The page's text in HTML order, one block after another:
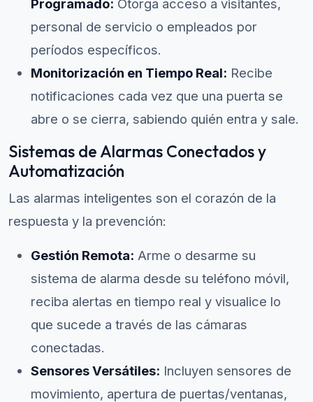
Programado: Otorga acceso a visitantes,
personal de servicio o empleados por
períodos específicos.
Monitorización en Tiempo Real: Recibe
notificaciones cada vez que una puerta se
abre o se cierra, sabiendo quién entra y sale.
Sistemas de Alarmas Conectados y
Automatización
Las alarmas inteligentes son el corazón de la
respuesta y la prevención:
Gestión Remota: Arme o desarme su
sistema de alarma desde su teléfono móvil,
reciba alertas en tiempo real y visualice lo
que sucede a través de las cámaras
conectadas.
Sensores Versátiles: Incluyen sensores de
movimiento, apertura de puertas/ventanas,